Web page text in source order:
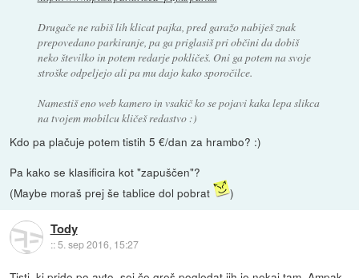
Drugače ne rabiš lih klicat pajka, pred garažo nabiješ znak
prepovedano parkiranje, pa ga priglasiš pri občini da dobiš
neko številko in potem redarje pokličeš. Oni ga potem na svoje
stroške odpeljejo ali pa mu dajo kako sporočilce.
Namestiš eno web kamero in vsakič ko se pojavi kaka lepa slikca
na tvojem mobilcu kličeš redastvo :)
Kdo pa plačuje potem tistih 5 €/dan za hrambo? :)
Pa kako se klasificira kot "zapuščen"?
(Maybe moraš prej še tablice dol pobrat
)
Tody
::5. sep 2016, 15:27